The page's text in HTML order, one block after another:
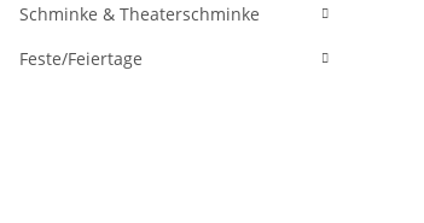
Schminke & Theaterschminke
Feste/Feiertage